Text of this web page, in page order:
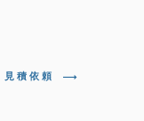
見積依頼